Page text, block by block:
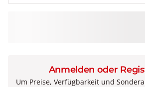
Anmelden oder
Um Preise, Verfügbarkeit und